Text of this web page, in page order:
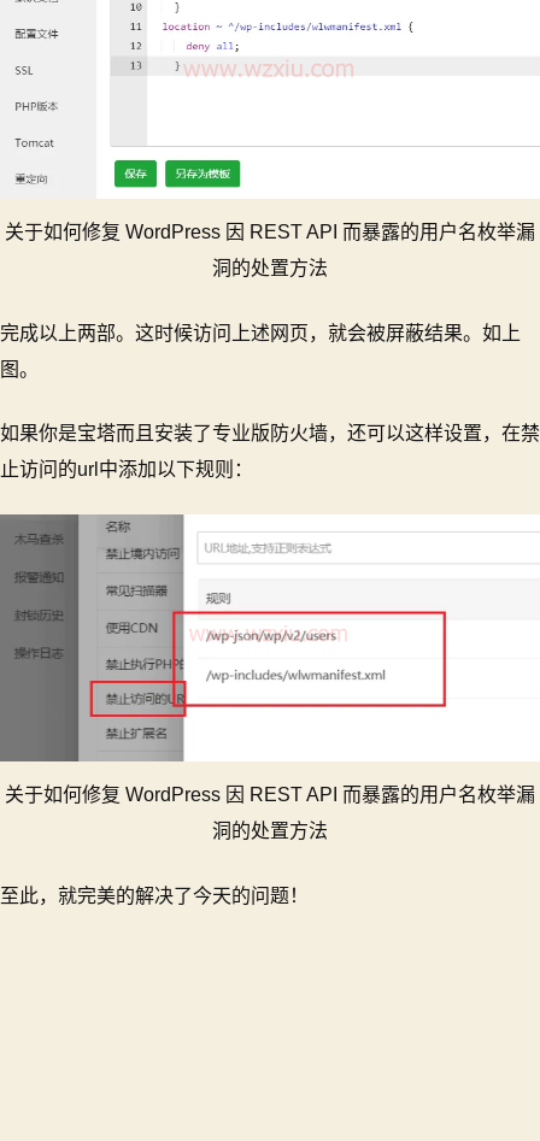
关于如何修复 WordPress 因 REST API 而暴露的用户名枚举漏
洞的处置方法
完成以上两部。这时候访问上述网页，就会被屏蔽结果。如上
图。
如果你是宝塔而且安装了专业版防火墙，还可以这样设置，在禁
止访问的url中添加以下规则：
关于如何修复 WordPress 因 REST API 而暴露的用户名枚举漏
洞的处置方法
至此，就完美的解决了今天的问题！